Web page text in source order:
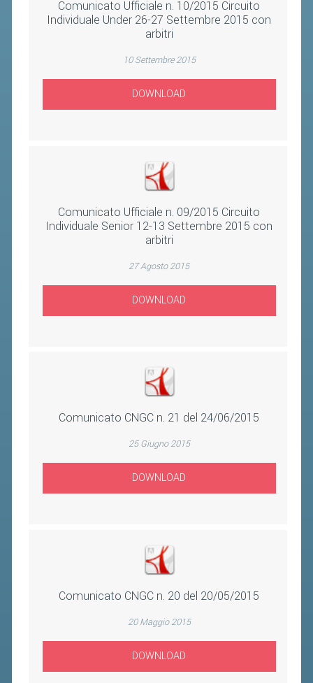
Comunicato Ufficiale n. 10/2015 Circuito
Individuale Under 26-27 Settembre 2015 con
arbitri
10 Settembre 2015
DOWNLOAD
Comunicato Ufficiale n. 09/2015 Circuito
Individuale Senior 12-13 Settembre 2015 con
arbitri
27 Agosto 2015
DOWNLOAD
Comunicato CNGC n. 21 del 24/06/2015
25 Giugno 2015
DOWNLOAD
Comunicato CNGC n. 20 del 20/05/2015
20 Maggio 2015
DOWNLOAD
PICKLEBALL
CLASSIFICHE PICKLEBALL
RIVISTA BADMANIA
2026
2024
2023
2019